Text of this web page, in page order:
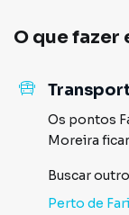
O que fazer
Os pontos
Moreira
Buscar
Perto de